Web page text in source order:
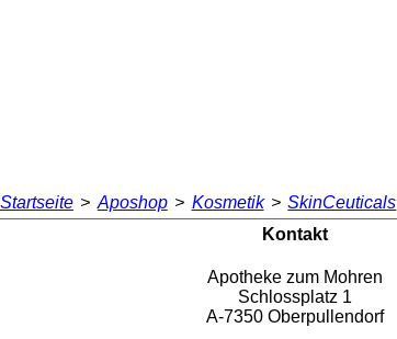
Startseite > Aposhop > Kosmetik > SkinCeuticals
Kontakt
Apotheke zum Mohren
Schlossplatz 1
A-7350 Oberpullendorf